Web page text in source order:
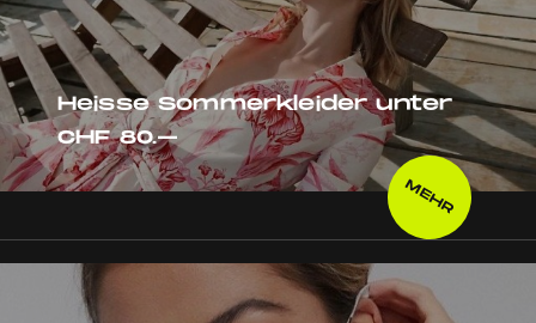
Heisse Sommerkleider unter
CHF 80.–
MEHR